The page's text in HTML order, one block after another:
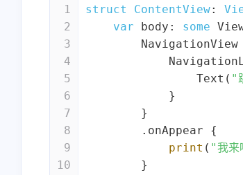
1
2
3
4
5
6
7
8
9
10
struct ContentView:
var body: some
NavigationView
Text ( "
            }
        }
        .onAppear {
print ( "我来
        }